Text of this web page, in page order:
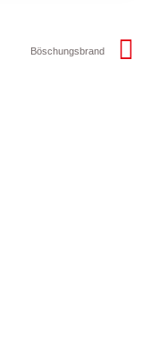
Böschungsbrand